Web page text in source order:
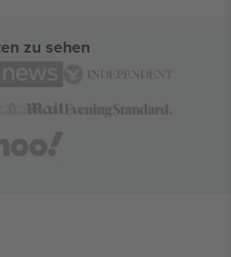
zu sehen